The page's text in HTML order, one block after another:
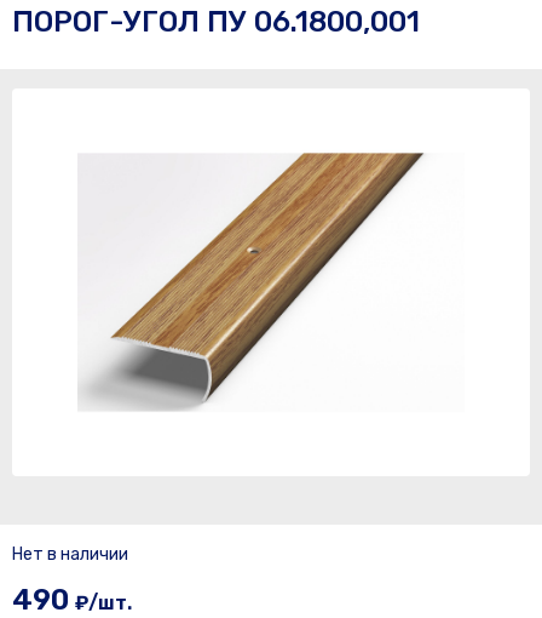
ПОРОГ-УГОЛ ПУ 06.1800,001
Нет в наличии
490 ₽/шт.